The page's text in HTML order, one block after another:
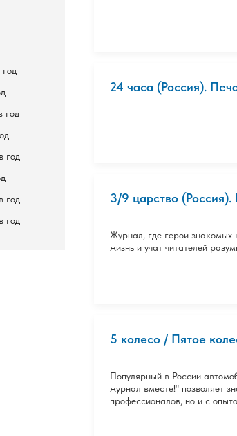
год
год
год
год
24 часа (Россия).
3/9 царство (Россия).
Журнал, где герои знакомых
жизнь и учат читателей
5 колесо / Пятое
Популярный в России
журнал вместе!" позволяет
профессионалов, но и с